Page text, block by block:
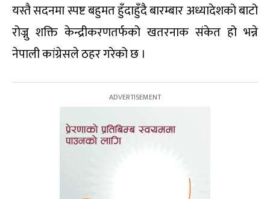
यस्तै सदनमा स्पष्ट बहुमत हुँदाहुँदै बारम्बार अध्यादेशको बाटो
रोज्नु शक्ति केन्द्रीकरणतर्फको खतरनाक संकेत हो भन्ने
नेपाली कांग्रेसले ठहर गरेको छ ।